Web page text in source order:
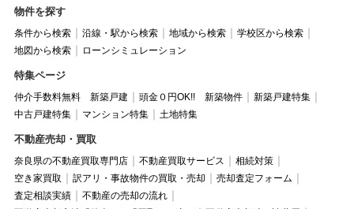
物件を探す
条件から検索 沿線・駅から検索 地域から検索
学校区から検索
地図から検索
ローンシミュレーション
特集ページ
仲介手数料無料 新築戸建 頭金０円OK!! 新築物件
新築戸建特集
中古戸建特集
マンション特集 土地特集
不動産売却・買取
奈良県の不動産買取専門店 不動産買取サービス
相続対策
空き家買取
訳アリ・事故物件の買取・売却
売却査定フォーム
査定相談実績
不動産の売却の流れ